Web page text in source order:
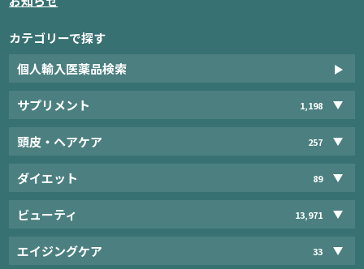
カテゴリーで探す
個人輸入医薬品検索
サプリメント 1,198
頭皮・ヘアケア 257
ダイエット 89
ビューティ 13,971
エイジングケア 33